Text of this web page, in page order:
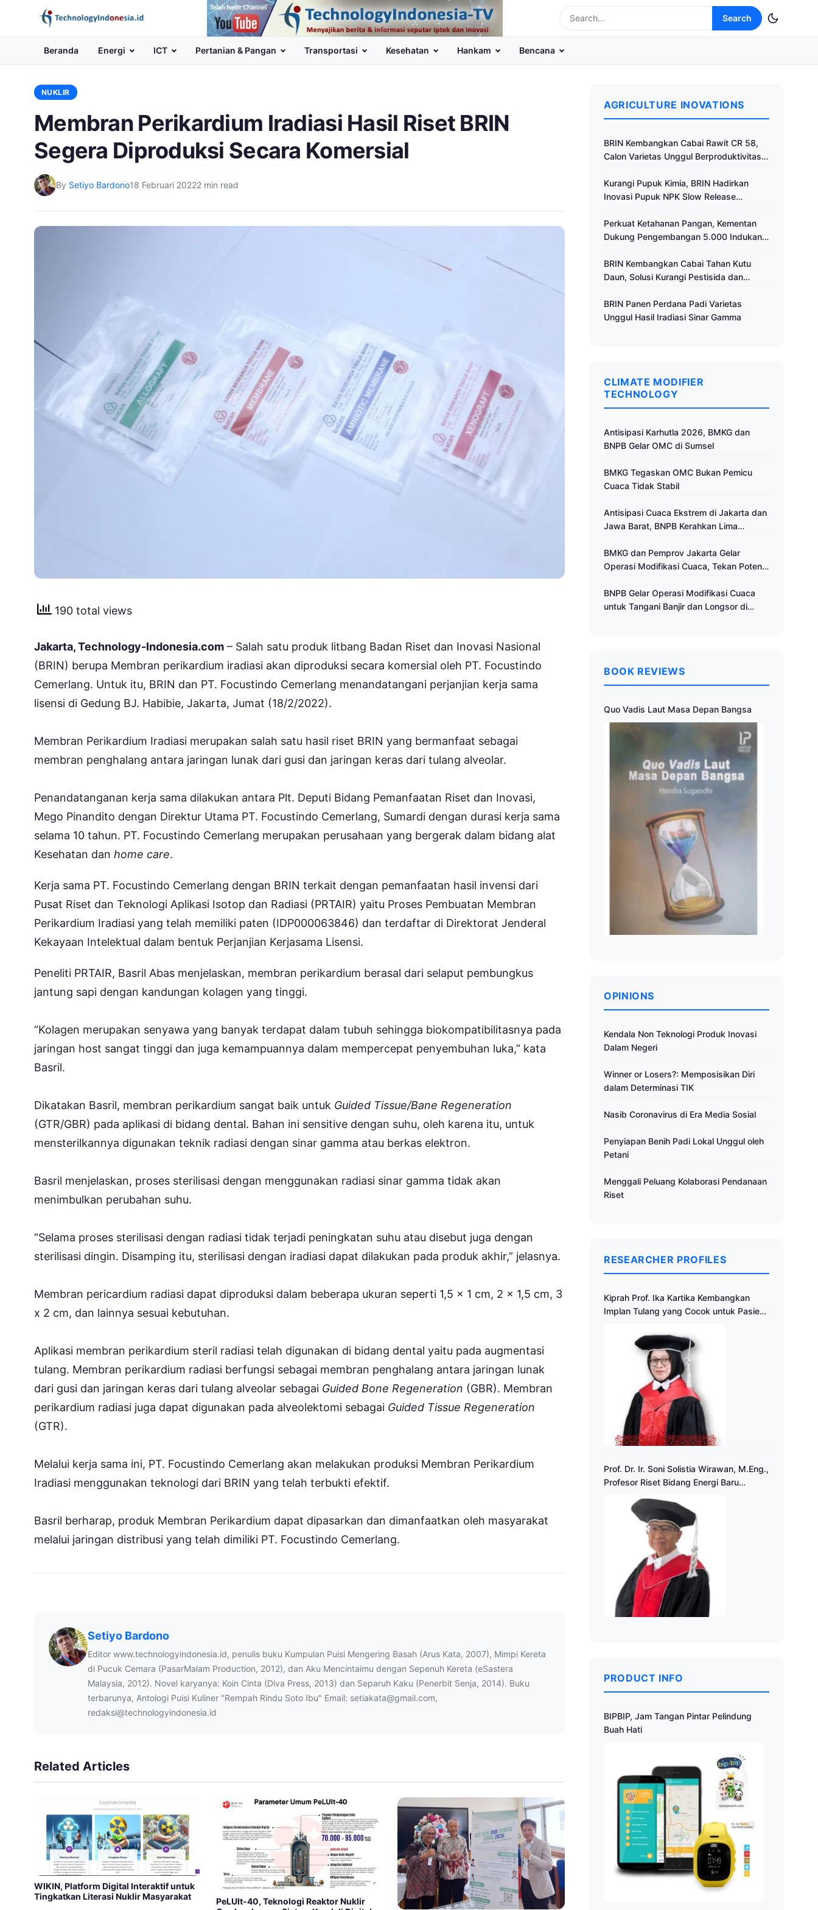
Channel
Youtube
Search
Beranda Energi ICT Pertanian & Pangan Transportasi Kesehatan Hankam Bencana
NUKLIR
Membran Perikardium Iradiasi Hasil Riset BRIN
Segera Diproduksi Secara Komersial
By Setiyo Bardono18 Februari 20222 min read
190 total views
Jakarta, Technology-Indonesia.com – Salah satu produk litbang Badan Riset dan Inovasi Nasional
(BRIN) berupa Membran perikardium iradiasi akan diproduksi secara komersial oleh PT. Focustindo
Cemerlang. Untuk itu, BRIN dan PT. Focustindo Cemerlang menandatangani perjanjian kerja sama
lisensi di Gedung BJ. Habibie, Jakarta, Jumat (18/2/2022).
Membran Perikardium Iradiasi merupakan salah satu hasil riset BRIN yang bermanfaat sebagai
membran penghalang antara jaringan lunak dari gusi dan jaringan keras dari tulang alveolar.
Penandatanganan kerja sama dilakukan antara Plt. Deputi Bidang Pemanfaatan Riset dan Inovasi,
Mego Pinandito dengan Direktur Utama PT. Focustindo Cemerlang, Sumardi dengan durasi kerja sama
selama 10 tahun. PT. Focustindo Cemerlang merupakan perusahaan yang bergerak dalam bidang alat
Kesehatan dan home care.
Kerja sama PT. Focustindo Cemerlang dengan BRIN terkait dengan pemanfaatan hasil invensi dari
Pusat Riset dan Teknologi Aplikasi Isotop dan Radiasi (PRTAIR) yaitu Proses Pembuatan Membran
Perikardium Iradiasi yang telah memiliki paten (IDP000063846) dan terdaftar di Direktorat Jenderal
Kekayaan Intelektual dalam bentuk Perjanjian Kerjasama Lisensi.
Peneliti PRTAIR, Basril Abas menjelaskan, membran perikardium berasal dari selaput pembungkus
jantung sapi dengan kandungan kolagen yang tinggi.
“Kolagen merupakan senyawa yang banyak terdapat dalam tubuh sehingga biokompatibilitasnya pada
jaringan host sangat tinggi dan juga kemampuannya dalam mempercepat penyembuhan luka,” kata
Basril.
Dikatakan Basril, membran perikardium sangat baik untuk Guided Tissue/Bane Regeneration
(GTR/GBR) pada aplikasi di bidang dental. Bahan ini sensitive dengan suhu, oleh karena itu, untuk
mensterilkannya digunakan teknik radiasi dengan sinar gamma atau berkas elektron.
Basril menjelaskan, proses sterilisasi dengan menggunakan radiasi sinar gamma tidak akan
menimbulkan perubahan suhu.
“Selama proses sterilisasi dengan radiasi tidak terjadi peningkatan suhu atau disebut juga dengan
sterilisasi dingin. Disamping itu, sterilisasi dengan iradiasi dapat dilakukan pada produk akhir,” jelasnya.
Membran pericardium radiasi dapat diproduksi dalam beberapa ukuran seperti 1,5 x 1 cm, 2 x 1,5 cm, 3
x 2 cm, dan lainnya sesuai kebutuhan.
Aplikasi membran perikardium steril radiasi telah digunakan di bidang dental yaitu pada augmentasi
tulang. Membran perikardium radiasi berfungsi sebagai membran penghalang antara jaringan lunak
dari gusi dan jaringan keras dari tulang alveolar sebagai Guided Bone Regeneration (GBR). Membran
perikardium radiasi juga dapat digunakan pada alveolektomi sebagai Guided Tissue Regeneration
(GTR).
Melalui kerja sama ini, PT. Focustindo Cemerlang akan melakukan produksi Membran Perikardium
Iradiasi menggunakan teknologi dari BRIN yang telah terbukti efektif.
Basril berharap, produk Membran Perikardium dapat dipasarkan dan dimanfaatkan oleh masyarakat
melalui jaringan distribusi yang telah dimiliki PT. Focustindo Cemerlang.
Setiyo Bardono
Editor www.technologyindonesia.id, penulis buku Kumpulan Puisi Mengering Basah (Arus Kata, 2007), Mimpi Kereta
di Pucuk Cemara (PasarMalam Production, 2012), dan Aku Mencintaimu dengan Sepenuh Kereta (eSastera
Malaysia, 2012). Novel karyanya: Koin Cinta (Diva Press, 2013) dan Separuh Kaku (Penerbit Senja, 2014). Buku
terbarunya, Antologi Puisi Kuliner "Rempah Rindu Soto Ibu" Email: setiakata@gmail.com,
redaksi@technologyindonesia.id
Related Articles
WIKIN, Platform Digital Interaktif untuk
Tingkatkan Literasi Nuklir Masyarakat
PeLUIt-40, Teknologi Reaktor Nuklir
AGRICULTURE INOVATIONS
BRIN Kembangkan Cabai Rawit CR 58,
Calon Varietas Unggul Berproduktivitas
Kurangi Pupuk Kimia, BRIN Hadirkan
Inovasi Pupuk NPK Slow Release
Perkuat Ketahanan Pangan, Kementan
Dukung Pengembangan 5.000 Indukan
BRIN Kembangkan Cabai Tahan Kutu
Daun, Solusi Kurangi Pestisida dan
BRIN Panen Perdana Padi Varietas
Unggul Hasil Iradiasi Sinar Gamma
CLIMATE MODIFIER
TECHNOLOGY
Antisipasi Karhutla 2026, BMKG dan
BNPB Gelar OMC di Sumsel
BMKG Tegaskan OMC Bukan Pemicu
Cuaca Tidak Stabil
Antisipasi Cuaca Ekstrem di Jakarta dan
Jawa Barat, BNPB Kerahkan Lima
Cuaca
BMKG dan Pemprov Jakarta Gelar
Operasi Modifikasi Cuaca, Tekan Potensi
BNPB Gelar Operasi Modifikasi Cuaca
untuk Tangani Banjir dan Longsor di
BOOK REVIEWS
Quo Vadis Laut Masa Depan Bangsa
OPINIONS
Kendala Non Teknologi Produk Inovasi
Dalam Negeri
Winner or Losers?: Memposisikan Diri
dalam Determinasi TIK
Nasib Coronavirus di Era Media Sosial
Penyiapan Benih Padi Lokal Unggul oleh
Petani
Menggali Peluang Kolaborasi Pendanaan
Riset
RESEARCHER PROFILES
Kiprah Prof. Ika Kartika Kembangkan
Implan Tulang yang Cocok untuk Pasien
Prof. Dr. Ir. Soni Solistia Wirawan, M.Eng.,
Profesor Riset Bidang Energi Baru
PRODUCT INFO
BIPBIP, Jam Tangan Pintar Pelindung
Buah Hati